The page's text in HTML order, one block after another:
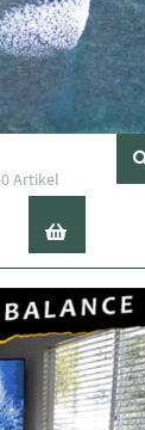
0 Artikel